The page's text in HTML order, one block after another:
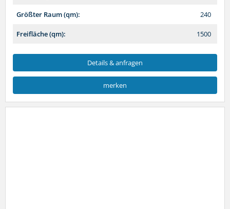
Größter Raum (qm): 240
Freifläche (qm): 1500
Details & anfragen
merken